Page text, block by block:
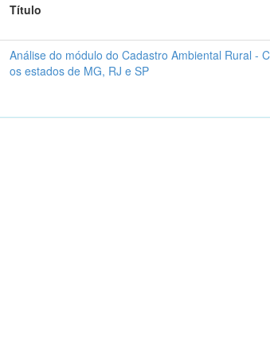
Título
Análise do módulo do Cadastro Ambiental Rural -
os estados de MG, RJ e SP